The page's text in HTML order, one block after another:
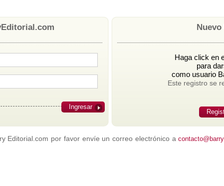
Ingresar
Haga click en
para
como usuario
Este registro se
Editorial.com por favor envíe un correo electrónico a